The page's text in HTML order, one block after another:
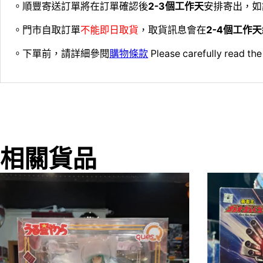
。順豐寄送訂單將在訂單確認後2-3個工作天安排寄出，
。門市自取訂單不能即日取貨 ，取貨訊息會在2-4個工作天
。下單前，請詳細參閱購物條款 Please carefully read
相關貨品